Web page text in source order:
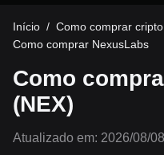
Início / Como comprar
Como comprar NexusLabs
Como
(NEX)
Atualizado em: 2026/08/